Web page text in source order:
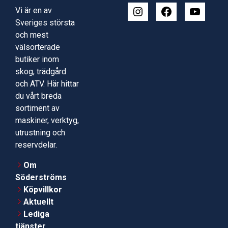
Vi är en av
Sveriges största
och mest
välsorterade
butiker inom
skog, trädgård
och ATV. Här hittar
du vårt breda
sortiment av
maskiner, verktyg,
utrustning och
reservdelar.
Om
Söderströms
Köpvillkor
Aktuellt
Lediga
tjänster